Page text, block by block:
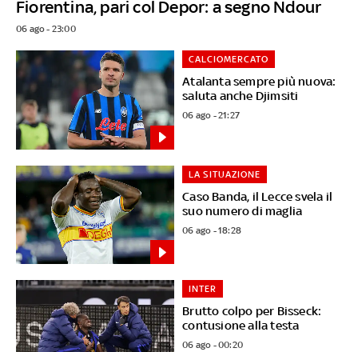
Fiorentina, pari col Depor: a segno Ndour
06 ago - 23:00
Atalanta sempre più nuova:
saluta anche Djimsiti
CALCIOMERCATO
06 ago - 21:27
Caso Banda, il Lecce svela il
suo numero di maglia
LA SITUAZIONE
06 ago - 18:28
Brutto colpo per Bisseck:
contusione alla testa
INTER
06 ago - 00:20